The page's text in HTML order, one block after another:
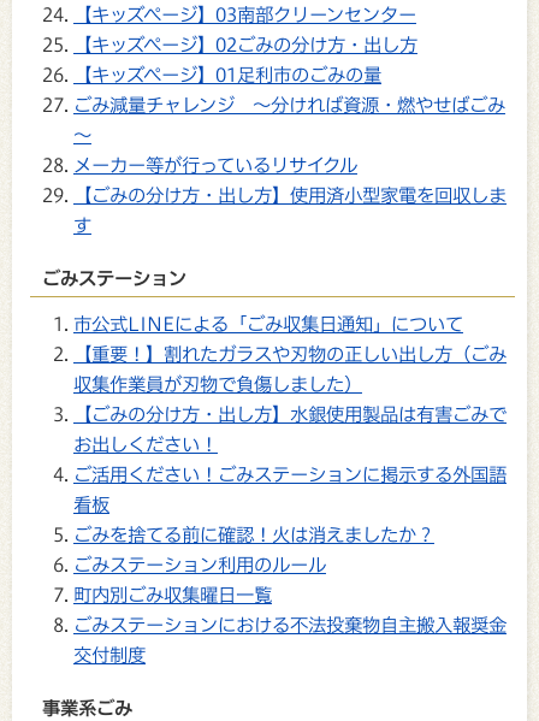
【キッズページ】03南部クリーンセンター
【キッズページ】02ごみの分け方・出し方
【キッズページ】01足利市のごみの量
ごみ減量チャレンジ ～分ければ資源・燃やせばごみ
～
メーカー等が行っているリサイクル
【ごみの分け方・出し方】使用済小型家電を回収しま
す
ごみステーション
市公式LINEによる「ごみ収集日通知」について
【重要！】割れたガラスや刃物の正しい出し方（ごみ
収集作業員が刃物で負傷しました）
【ごみの分け方・出し方】水銀使用製品は有害ごみで
お出しください！
ご活用ください！ごみステーションに掲示する外国語
看板
ごみを捨てる前に確認！火は消えましたか？
ごみステーション利用のルール
町内別ごみ収集曜日一覧
ごみステーションにおける不法投棄物自主搬入報奨金
交付制度
事業系ごみ